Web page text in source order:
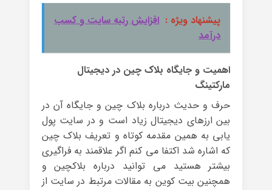
پیشنهاد ویژه : افزایش رتبه سایت و کسب
درآمد
اهمیت و جایگاه بلاک چین در دیجیتال
مارکتینگ
حرف و حدیث درباره بلاک چین و جایگاه آن در
بین ارزهای دیجیتال زیاد است و در سایت پول
یابی به همین مقدمه کوتاه و تعریف بلاک چین
که اشاره شد اکتفا می کنم اگر علاقمند به فراگیری
بیشتر هستید می توانید درباره بلاکچین و
همچنین بیت کوین به مقالات مرتبط در سایت از